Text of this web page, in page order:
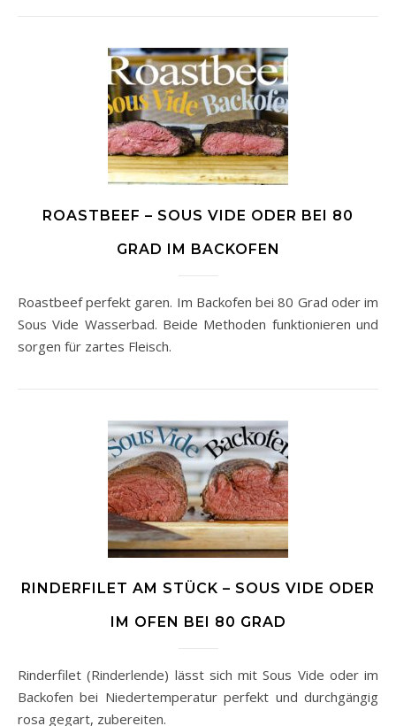
ROASTBEEF – SOUS VIDE ODER BEI 80
GRAD IM BACKOFEN
Roastbeef perfekt garen. Im Backofen bei 80 Grad oder im
Sous Vide Wasserbad. Beide Methoden funktionieren und
sorgen für zartes Fleisch.
RINDERFILET AM STÜCK – SOUS VIDE ODER
IM OFEN BEI 80 GRAD
Rinderfilet (Rinderlende) lässt sich mit Sous Vide oder im
Backofen bei Niedertemperatur perfekt und durchgängig
rosa gegart, zubereiten.